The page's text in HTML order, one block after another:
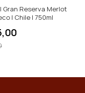
Gran Reserva Merlot
| Chile | 750ml